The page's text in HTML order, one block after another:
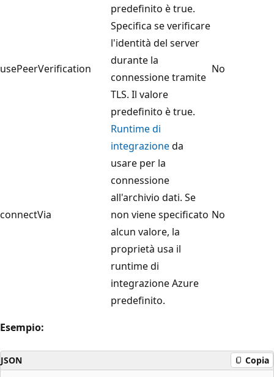
predefinito è true.
usePeerVerification
Specifica se verificare
l'identità del server
durante la
connessione tramite
TLS. Il valore
predefinito è true.
No
connectVia
Runtime di
integrazioneda
usare per la
connessione
all'archivio dati. Se
non viene specificato
alcun valore, la
proprietà usa il
runtime di
integrazione Azure
predefinito.
No
Esempio:
JSON Copia